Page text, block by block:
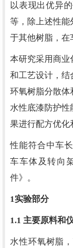
以表现出优异
等，除上述性能
于其他树脂，在
本研究采用商业
和工艺设计，结
环氧树脂分散体
水性底漆防护性
果进行配方优化
性能符合中车
车车体及转向
件》。
1实验部分
1.1 主要原料和
水性环氧树脂，